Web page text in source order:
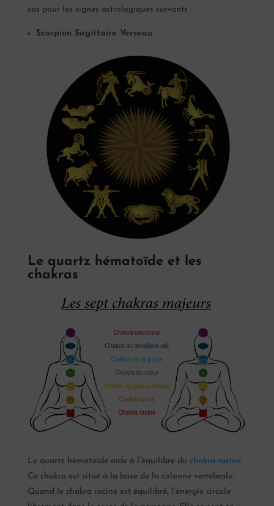
cas pour les signes astrologiques suivants :
Scorpion Sagittaire Verseau
Le quartz hématoïde et les
chakras
Le quartz hématoïde aide à l’équilibre du chakra racine.
Ce chakra est situé à la base de la colonne vertébrale.
Quand le chakra racine est équilibré, l’énergie circule